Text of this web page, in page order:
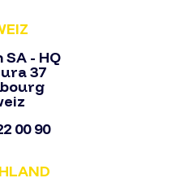
- HQ
37
00 90